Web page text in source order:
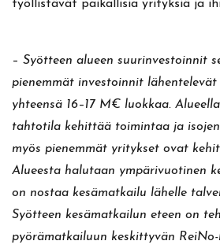
työllistävät paikallisia yrityksiä ja
– Syötteen alueen suurinvestoinnit
pienemmät investoinnit
yhteensä 16–17 M€ luokkaa.
tahtotila kehittää toimintaa ja
myös pienemmät yritykset ovat
Alueesta halutaan ympärivuotinen
on nostaa kesämatkailu lähelle
Syötteen kesämatkailun eteen on
pyörämatkailuun keskittyvän ReiNo-